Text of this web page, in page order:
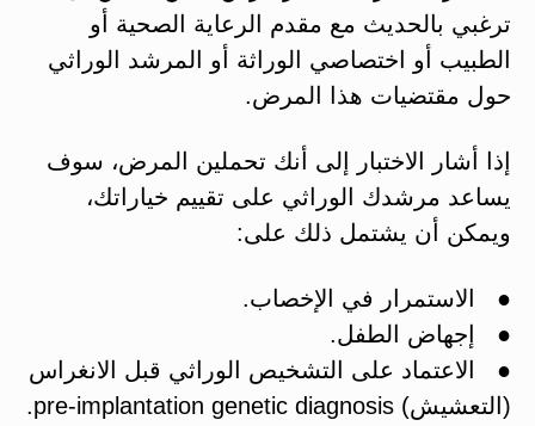
ترغبي بالحديث مع مقدم الرعاية الصحية أو
الطبيب أو اختصاصي الوراثة أو المرشد الوراثي
حول مقتضيات هذا المرض.
إذا أشار الاختبار إلى أنك تحملين المرض، سوف
يساعد مرشدك الوراثي على تقييم خياراتك،
ويمكن أن يشتمل ذلك على:
● الاستمرار في الإخصاب.
● إجهاض الطفل.
● الاعتماد على التشخيص الوراثي قبل الانغراس
(التعشيش) pre-implantation genetic diagnosis.